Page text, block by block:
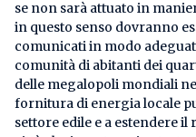
se non sarà attuato in
in questo senso dovranno
comunicati in modo
comunità di abitanti dei
delle megalopoli mondiali
fornitura di energia locale
settore edile e a estendere